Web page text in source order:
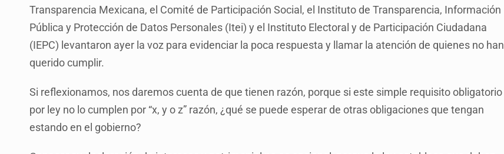
Catean casa por esquema de fraude telefónico
Transparencia Mexicana, el Comité de Participación Social, el Instituto de Transparencia, Información
Pública y Protección de Datos Personales (Itei) y el Instituto Electoral y de Participación Ciudadana
(IEPC) levantaron ayer la voz para evidenciar la poca respuesta y llamar la atención de quienes no han
querido cumplir.
Si reflexionamos, nos daremos cuenta de que tienen razón, porque si este simple requisito obligatorio
por ley no lo cumplen por “x, y o z” razón, ¿qué se puede esperar de otras obligaciones que tengan
estando en el gobierno?